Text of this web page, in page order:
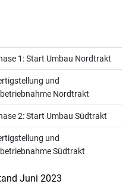
1: Start Umbau Nordtrakt
und
Nordtrakt
2: Start Umbau Südtrakt
und
Südtrakt
Juni 2023